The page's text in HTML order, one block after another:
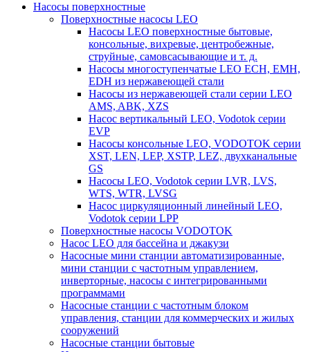
Насосы поверхностные
Поверхностные насосы LEO
Насосы LEO поверхностные бытовые,
консольные, вихревые, центробежные,
струйные, самовсасывающие и т. д.
Насосы многоступенчатые LEO ECH, EMH,
EDH из нержавеющей стали
Насосы из нержавеющей стали серии LEO
AMS, ABK, XZS
Насос вертикальный LEO, Vodotok серии
EVP
Насосы консольные LEO, VODOTOK серии
XST, LEN, LEP, XSTP, LEZ, двухканальные
GS
Насосы LEO, Vodotok серии LVR, LVS,
WTS, WTR, LVSG
Насос циркуляционный линейный LEO,
Vodotok серии LPP
Поверхностные насосы VODOTOK
Насос LEO для бассейна и джакузи
Насосные мини станции автоматизированные,
мини станции с частотным управлением,
инверторные, насосы с интегрированными
программами
Насосные станции с частотным блоком
управления, станции для коммерческих и жилых
сооружений
Насосные станции бытовые